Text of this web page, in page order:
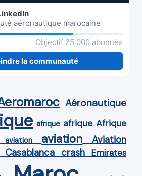
aéronautique marocaine
Objectif 25 000 abonnés
la communauté
Aéronautique
afrique afrique Afrique
aviation aviation Aviation
Casablanca crash Emirates